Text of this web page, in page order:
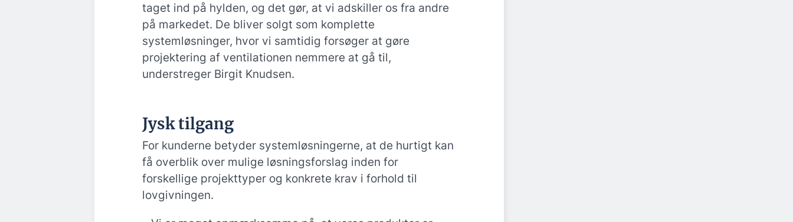
taget ind på hylden, og det gør, at vi adskiller os fra andre
på markedet. De bliver solgt som komplette
systemløsninger, hvor vi samtidig forsøger at gøre
projektering af ventilationen nemmere at gå til,
understreger Birgit Knudsen.
Jysk tilgang
For kunderne betyder systemløsningerne, at de hurtigt kan
få overblik over mulige løsningsforslag inden for
forskellige projekttyper og konkrete krav i forhold til
lovgivningen.